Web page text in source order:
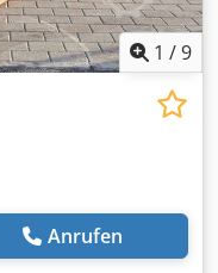
1 /9
Anrufen